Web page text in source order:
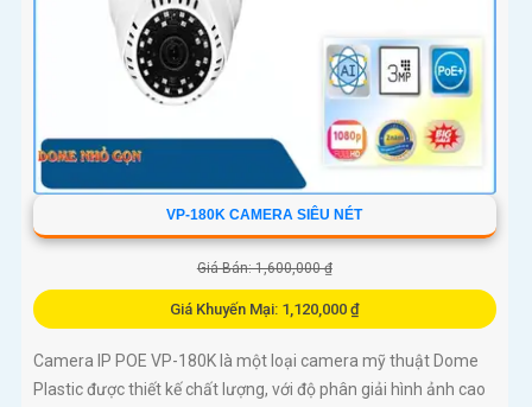
VP-180K CAMERA SIÊU NÉT
Giá Bán: 1,600,000 ₫
Giá Khuyến Mại: 1,120,000 ₫
Camera IP POE VP-180K là một loại camera mỹ thuật Dome
Plastic được thiết kế chất lượng, với độ phân giải hình ảnh cao